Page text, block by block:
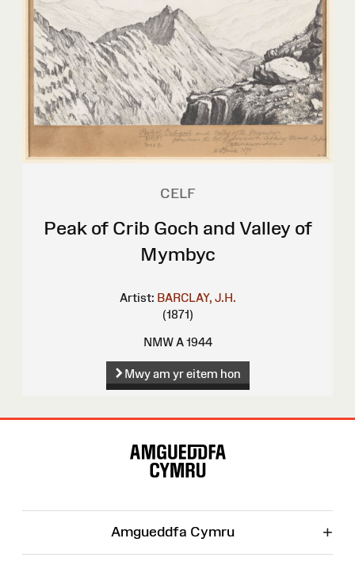
CELF
Peak of Crib Goch and Valley of
Mymbyc
Artist: BARCLAY, J.H.
(1871)
NMW A 1944
Mwy am yr eitem hon
Amgueddfa Cymru +